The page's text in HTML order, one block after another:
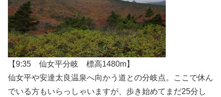
【9:35 仙女平分岐 標高1480m】
仙女平や安達太良温泉へ向かう道との分岐点。ここで休ん
でいる方もいらっしゃいますが、歩き始めてまだ25分し